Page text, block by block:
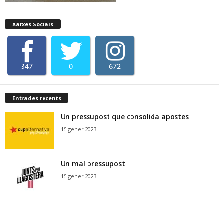
Xarxes Socials
347 0 672
Entrades recents
Un pressupost que consolida apostes
15 gener 2023
Un mal pressupost
15 gener 2023